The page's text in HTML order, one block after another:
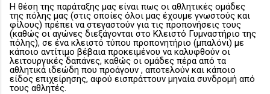
Η θέση της παράταξης μας είναι πως οι αθλητικές ομάδες
της πόλης μας (στις οποίες όλοι μας έχουμε γνωστούς και
φίλους) πρέπει να στεγαστούν για τις προπονήσεις τους
(καθώς οι αγώνες διεξάγονται στο Κλειστό Γυμναστήριο της
πόλης), σε ένα κλειστό τύπου προπονητήριο (μπαλόνι) με
κάποιο αντίτιμο βέβαια προκειμένου να καλυφθούν οι
λειτουργικές δαπάνες, καθώς οι ομάδες πέρα από τα
αθλητικά ιδεώδη που προάγουν , αποτελούν και κάποιο
είδος επιχείρησης, αφού εισπράττουν μηναία συνδρομή από
τους αθλητές.